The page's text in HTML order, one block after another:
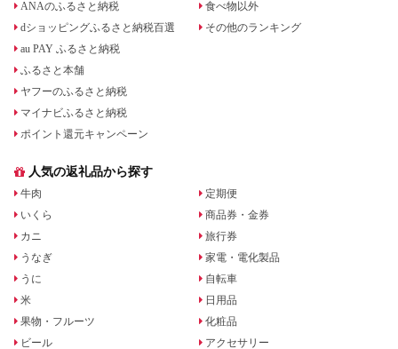
ANAのふるさと納税
dショッピングふるさと納税百選
au PAY ふるさと納税
ふるさと本舗
ヤフーのふるさと納税
マイナビふるさと納税
ポイント還元キャンペーン
食べ物以外
その他のランキング
人気の返礼品から探す
牛肉
いくら
カニ
うなぎ
うに
米
果物・フルーツ
ビール
定期便
商品券・金券
旅行券
家電・電化製品
自転車
日用品
化粧品
アクセサリー